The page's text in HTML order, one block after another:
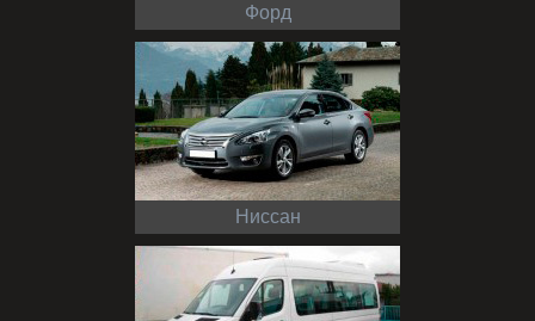
Форд
Ниссан